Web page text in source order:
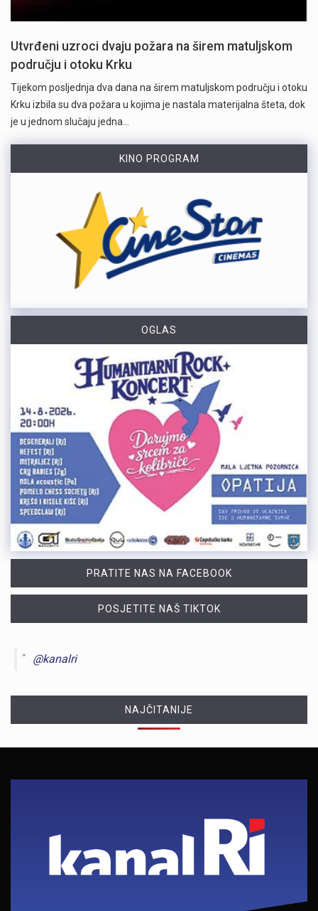
Utvrđeni uzroci dvaju požara na širem matuljskom
području i otoku Krku
Tijekom posljednja dva dana na širem matuljskom području i otoku
Krku izbila su dva požara u kojima je nastala materijalna šteta, dok
je u jednom slučaju jedna…
KINO PROGRAM
OGLAS
PRATITE NAS NA FACEBOOK
POSJETITE NAŠ TIKTOK
@kanalri
NAJČITANIJE